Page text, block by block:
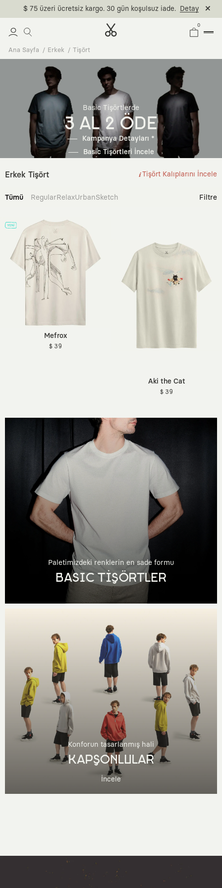
$ 75 üzeri ücretsiz kargo. 30 gün koşulsuz iade. Detay
0
Ana Sayfa Erkek Tişört
Basic Tişörtlerde
3 AL 2 ÖDE
Kampanya Detayları *
Basic Tişörtleri İncele
Erkek Tişört Tişört Kalıplarını İncele
Tümü RegularRelaxUrbanSketch Filtre
Mefrox
$ 39
Aki the Cat
$ 39
Paletimizdeki renklerin en sade formu
BASIC TİŞÖRTLER
Konforun tasarlanmış hali
KAPŞONLULAR
İncele